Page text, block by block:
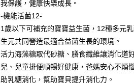
４．使用「AFTEE先享後付」時，將依據個別
即時審查核予不同之上限額度；若仍有額度不足
結果請求用戶進行身份認證。
形，恩沛科技股份有限公司將有權停止該用戶之
動。
我保護，健康快樂成長。
-機能活菌12-
1歲以下可補充的寶寶益生菌，12種多元
生元共同營造最適合益菌生長的環境。
活力海藻糖取代砂糖、膳食纖維讓消化道
兒、兒童排便順暢好健康，爸媽安心不煩
助乳糖消化，幫助寶貝提升消化力。